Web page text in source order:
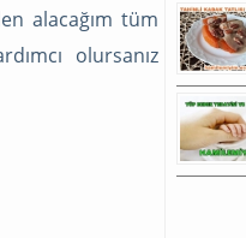
alacağım tüm
olursanız